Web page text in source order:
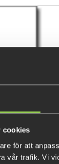
cookies
för att
vår trafik. Vi